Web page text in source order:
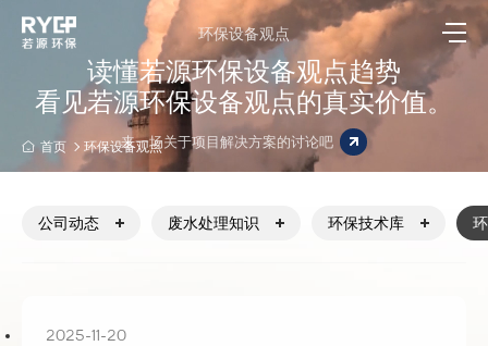
环保设备观点
读懂若源环保设备观点趋势
看见若源环保设备观点的真实价值。
来一场关于项目解决方案的讨论吧
首页 环保设备观点
公司动态 废水处理知识 环保技术库
2025-11-20